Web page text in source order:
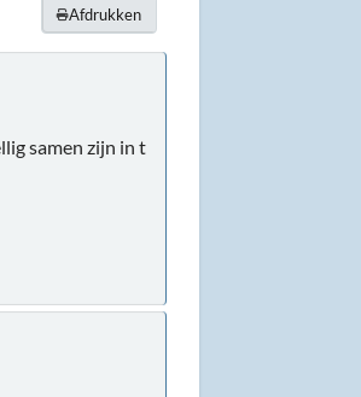
Afdrukken
samen zijn in t